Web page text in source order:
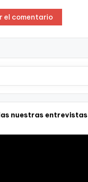
nuestras entrevistas